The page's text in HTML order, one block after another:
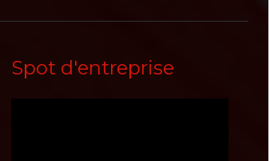
Spot d'entreprise